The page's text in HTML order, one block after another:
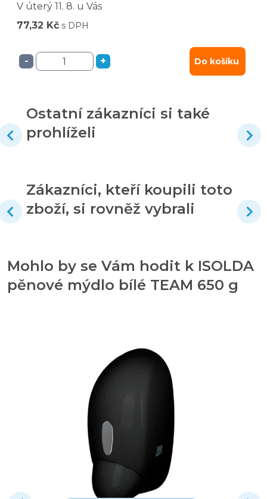
V úterý 11. 8. u Vás
77,32 Kč s DPH
- + Do košíku
Ostatní zákazníci si také
prohlíželi
Zákazníci, kteří koupili toto
zboží, si rovněž vybrali
Mohlo by se Vám hodit k ISOLDA
pěnové mýdlo bílé TEAM 650 g